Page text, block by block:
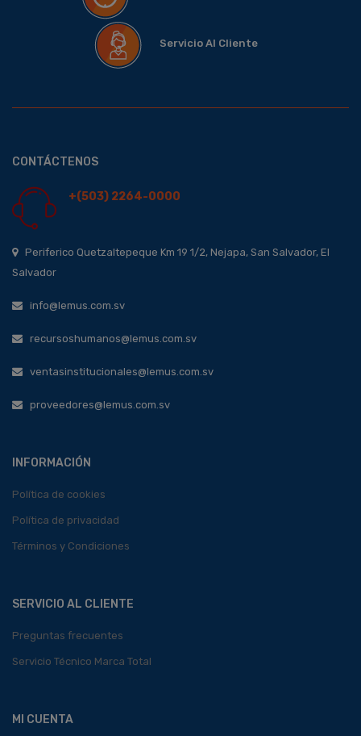
Servicio Al Cliente
CONTÁCTENOS
+(503) 2264-0000
Periferico Quetzaltepeque Km 19 1/2, Nejapa, San Salvador, El
Salvador
info@lemus.com.sv
recursoshumanos@lemus.com.sv
ventasinstitucionales@lemus.com.sv
proveedores@lemus.com.sv
INFORMACIÓN
Política de cookies
Política de privacidad
Términos y Condiciones
SERVICIO AL CLIENTE
Preguntas frecuentes
Servicio Técnico Marca Total
MI CUENTA